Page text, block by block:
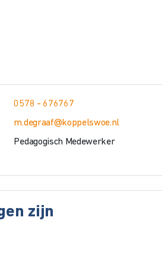
0578 - 676767
m.degraaf@koppelswoe.nl
Pedagogisch Medewerker
zijn